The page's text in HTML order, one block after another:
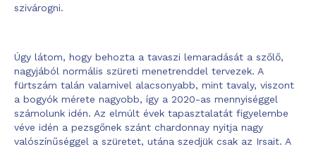
szivárogni.
Úgy látom, hogy behozta a tavaszi lemaradását a szőlő,
nagyjából normális szüreti menetrenddel tervezek. A
fürtszám talán valamivel alacsonyabb, mint tavaly, viszont
a bogyók mérete nagyobb, így a 2020-as mennyiséggel
számolunk idén. Az elmúlt évek tapasztalatát figyelembe
véve idén a pezsgőnek szánt chardonnay nyitja nagy
valószínűséggel a szüretet, utána szedjük csak az Irsait. A